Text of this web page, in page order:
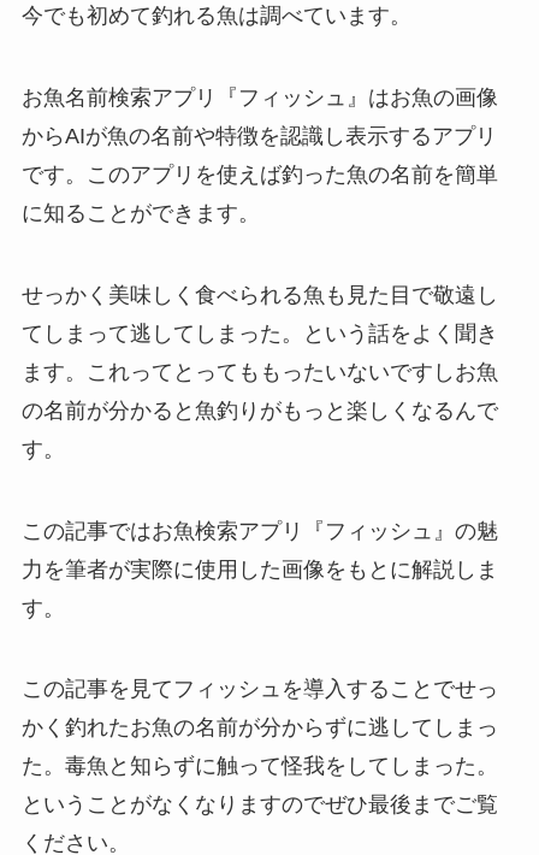
今でも初めて釣れる魚は調べています。
お魚名前検索アプリ『フィッシュ』はお魚の画像
からAIが魚の名前や特徴を認識し表示するアプリ
です。このアプリを使えば釣った魚の名前を簡単
に知ることができます。
せっかく美味しく食べられる魚も見た目で敬遠し
てしまって逃してしまった。という話をよく聞き
ます。これってとってももったいないですしお魚
の名前が分かると魚釣りがもっと楽しくなるんで
す。
この記事ではお魚検索アプリ『フィッシュ』の魅
力を筆者が実際に使用した画像をもとに解説しま
す。
この記事を見てフィッシュを導入することでせっ
かく釣れたお魚の名前が分からずに逃してしまっ
た。毒魚と知らずに触って怪我をしてしまった。
ということがなくなりますのでぜひ最後までご覧
ください。